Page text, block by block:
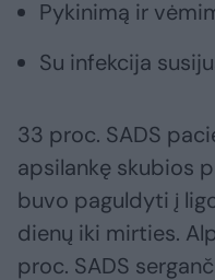
Pykinimą ir
Su infekcija
33 proc. SADS
apsilankę skubios
buvo paguldyti į
dienų iki mirties.
proc. SADS